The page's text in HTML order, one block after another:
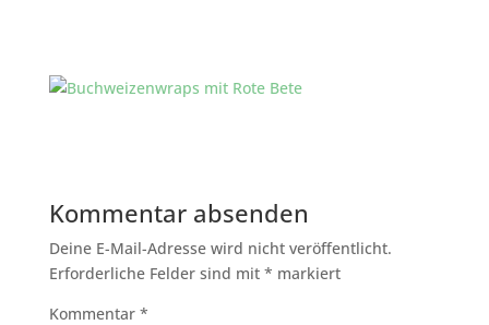
Kommentar absenden
Deine E-Mail-Adresse wird nicht veröffentlicht.
Erforderliche Felder sind mit * markiert
Kommentar *